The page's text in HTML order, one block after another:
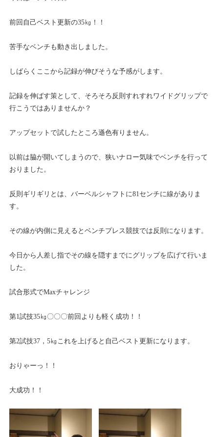
前回自己ベスト更新の35㎏！！
苦手なベンチも動き出しました。
しばらくここから記録が伸びそうな予感がします。
記録を伸ばす策として、そろそろ反則すれすれワイドグリップで
行こうではありませんか？
アップセットで試したところ遜色有りません。
以前は脇が開いてしまうので、狭いナロー気味でベンチを行って
おりました。
反則ギリギリとは、バーベルシャフトに81センチに線がありま
す。
その線が内側に見えるとベンチプレス競技では反則になります。
今日から人差し指でその線を隠すまでにグリップを広げて行いま
した。
試合形式でMaxチャレンジ
第1試技35㎏〇〇〇前回よりも軽く成功！！
第2試技37，5㎏これを上げると自己ベスト更新になります。
おりゃーっ！！
大成功！！